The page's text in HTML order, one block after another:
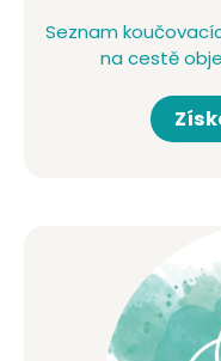
Seznam
na cestě